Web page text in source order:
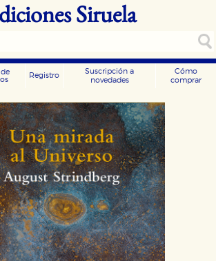
Siruela
de
Registro
Suscripción a
novedades
Cómo
comprar